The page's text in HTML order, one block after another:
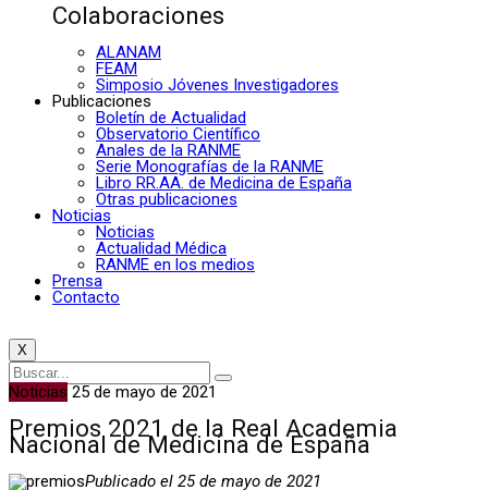
Colaboraciones
ALANAM
FEAM
Simposio Jóvenes Investigadores
Publicaciones
Boletín de Actualidad
Observatorio Científico
Anales de la RANME
Serie Monografías de la RANME
Libro RR.AA. de Medicina de España
Otras publicaciones
Noticias
Noticias
Actualidad Médica
RANME en los medios
Prensa
Contacto
X
Noticias 25 de mayo de 2021
Premios 2021 de la Real Academia
Nacional de Medicina de España
Publicado el 25 de mayo de 2021